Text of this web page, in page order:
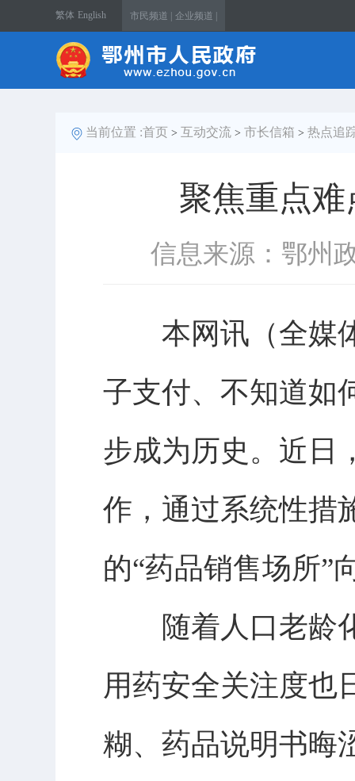
繁体 English 市民频道 | 企业频道 |
当前位置 :首页 > 互动交流 > 市长信箱 > 热点追
聚焦重点
信息来源：鄂州
本网讯（全媒体
子支付、不知道
步成为历史。近日
作，通过系统性措
的“药品销售场所”
随着人口老龄化
用药安全关注度也
糊、药品说明书晦